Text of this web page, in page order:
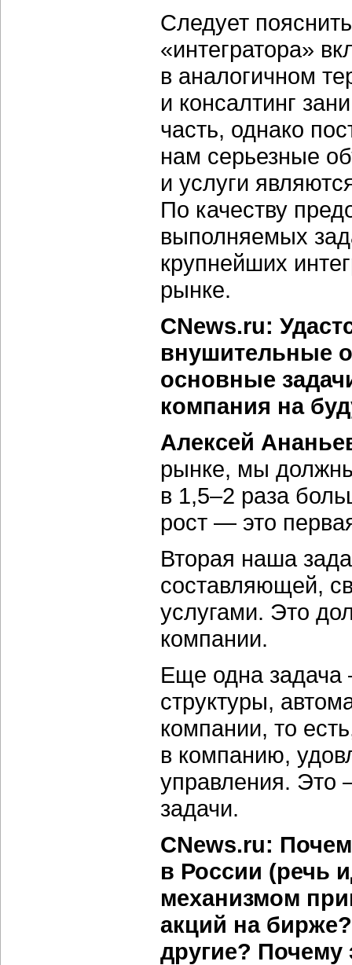
Следует
«интегратора»
в аналогичном
и консалтинг
часть, однако
нам серьезные
и услуги
По качеству
выполняемых
крупнейших
рынке.
CNews.ru:
внушительные
основные
компания на
Алексей
рынке, мы
в 1,5–2 раза
рост — это
Вторая наша
составляющей,
услугами. Это
компании.
Еще одна задача
структуры,
компании, то
в компанию,
управления. Это
задачи.
CNews.ru:
в России (речь
механизмом
акций на
другие? Почему